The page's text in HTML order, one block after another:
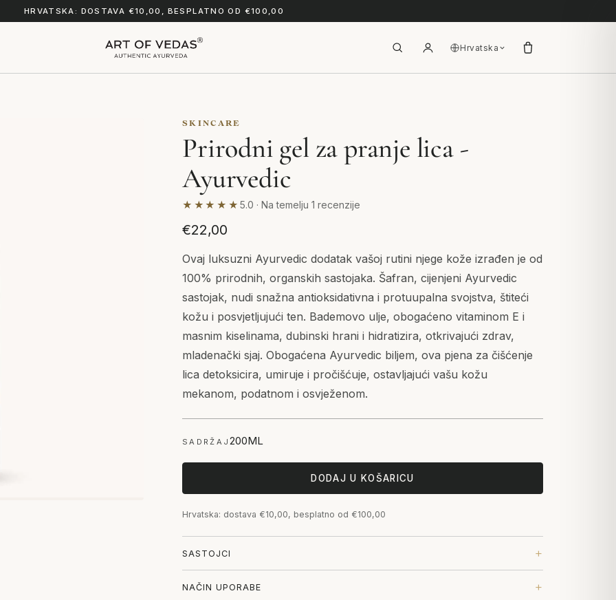
HRVATSKA: DOSTAVA €10,00, BESPLATNO OD €100,00
Hrvatska
SKINCARE
Prirodni gel za pranje lica -
Ayurvedic
★★★★★ 5.0 · Na temelju 1 recenzije
€22,00
Ovaj luksuzni Ayurvedic dodatak vašoj rutini njege kože izrađen je od
100% prirodnih, organskih sastojaka. Šafran, cijenjeni Ayurvedic
sastojak, nudi snažna antioksidativna i protuupalna svojstva, štiteći
kožu i posvjetljujući ten. Bademovo ulje, obogaćeno vitaminom E i
masnim kiselinama, dubinski hrani i hidratizira, otkrivajući zdrav,
mladenački sjaj. Obogaćena Ayurvedic biljem, ova pjena za čišćenje
lica detoksicira, umiruje i pročišćuje, ostavljajući vašu kožu
mekanom, podatnom i osvježenom.
SADRŽAJ200ML
DODAJ U KOŠARICU
Hrvatska: dostava €10,00, besplatno od €100,00
SASTOJCI
NAČIN UPORABE